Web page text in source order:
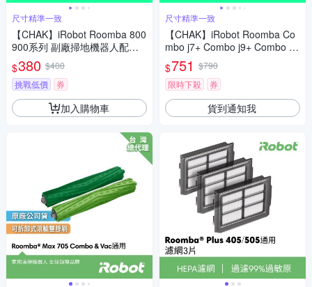
尺寸精準一致
【CHAK】iRobot Roomba 800
900系列 副廠掃地機器人配件
耗材超值組(邊刷8入組)
$380 $400
挑戰低價
券
加入購物車
尺寸精準一致
【CHAK】iRobot Roomba Co
mbo j7+ Combo j9+ Combo 10
Max系列 副廠拖地機配件(拖布
8入組)
$751 $790
限時下殺
券
貨到通知我